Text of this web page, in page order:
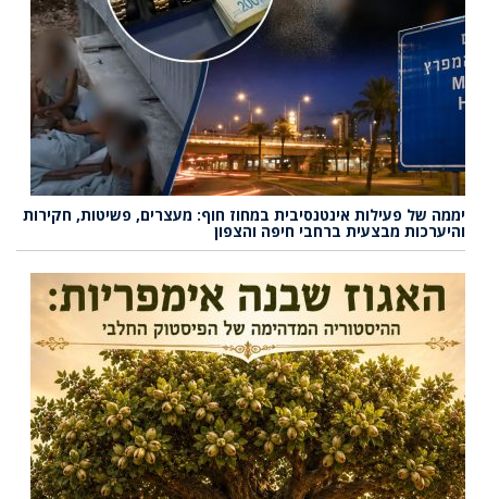
יממה של פעילות אינטנסיבית במחוז חוף: מעצרים, פשיטות, חקירות
והיערכות מבצעית ברחבי חיפה והצפון